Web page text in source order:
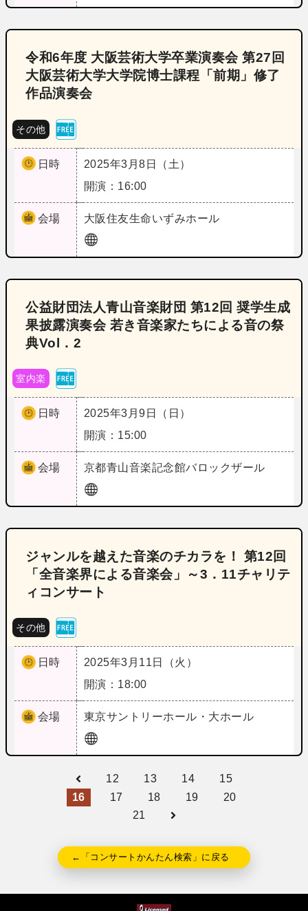
令和6年度 大阪芸術大学卒業演奏会 第27回
大阪芸術大学大学院博士課程「前期」修了
作品演奏会
その他
日時
2025年3月8日（土）
開演：16:00
会場 大阪住友生命いずみホール
公益財団法人青山音楽財団 第12回 奨学生成
果披露演奏会 若き音楽家たちによる音の祭
典Vol．2
室内楽
日時
2025年3月9日（日）
開演：15:00
会場 京都青山音楽記念館バロックザール
ジャンルを越えた音楽のチカラを！ 第12回
「全音楽界による音楽会」～3．11チャリテ
ィコンサート
その他
日時
2025年3月11日（火）
開演：18:00
会場 東京サントリーホール・大ホール
12 13 14
15
16
17 18 19
20
21
←「コンサートかんたん検索」に戻る